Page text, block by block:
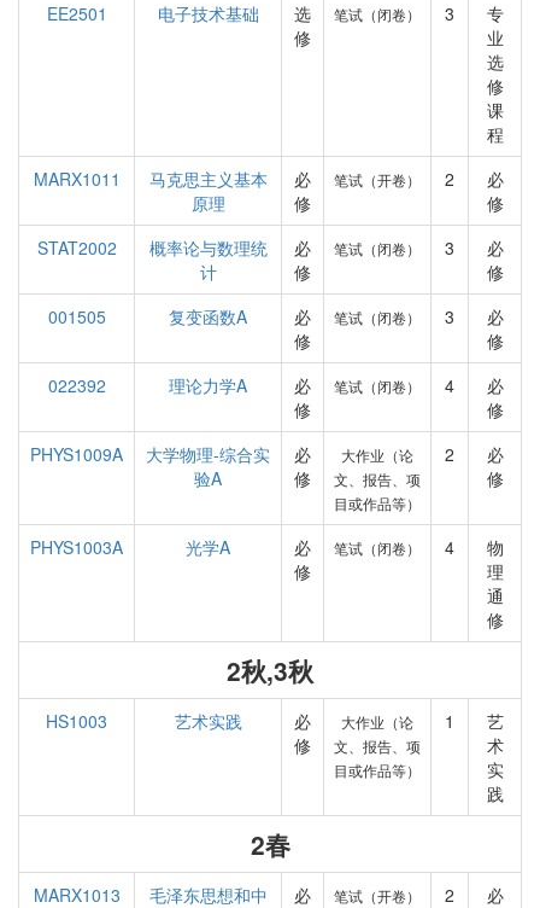
EE2501
电子技术基础
选
修
笔试（闭卷） 3
专
业
选
修
课
程
MARX1011
马克思主义基本
原理
必
修
笔试（开卷） 2
必
修
STAT2002
概率论与数理统
计
必
修
笔试（闭卷） 3
必
修
001505
复变函数A
必
修
笔试（闭卷） 3
必
修
022392
理论力学A
必
修
笔试（闭卷） 4
必
修
PHYS1009A
大学物理-综合实
验A
必
修
大作业（论
文、报告、项
目或作品等）
2
必
修
PHYS1003A 光学A
必
修
笔试（闭卷） 4
物
理
通
修
2秋,3秋
HS1003 艺术实践
必
修
大作业（论
文、报告、项
目或作品等）
1
艺
术
实
践
2春
MARX1013
毛泽东思想和中
必
笔试（开卷） 2
必